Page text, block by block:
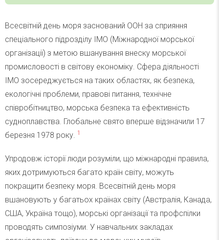
Всесвітній день моря заснований ООН за сприяння
спеціального підрозділу IMO (Міжнародної морської
організації) з метою вшанування внеску морської
промисловості в світову економіку. Сфера діяльності
IMO зосереджується на таких областях, як безпека,
екологічні проблеми, правові питання, технічне
співробітництво, морська безпека та ефективність
судноплавства. Глобальне свято вперше відзначили 17
березня 1978 року. 1
Упродовж історії люди розуміли, що міжнародні правила,
яких дотримуються багато країн світу, можуть
покращити безпеку моря. Всесвітній день моря
вшановують у багатьох країнах світу (Австралія, Канада,
США, Україна тощо), морські організації та профспілки
проводять симпозіуми. У навчальних закладах